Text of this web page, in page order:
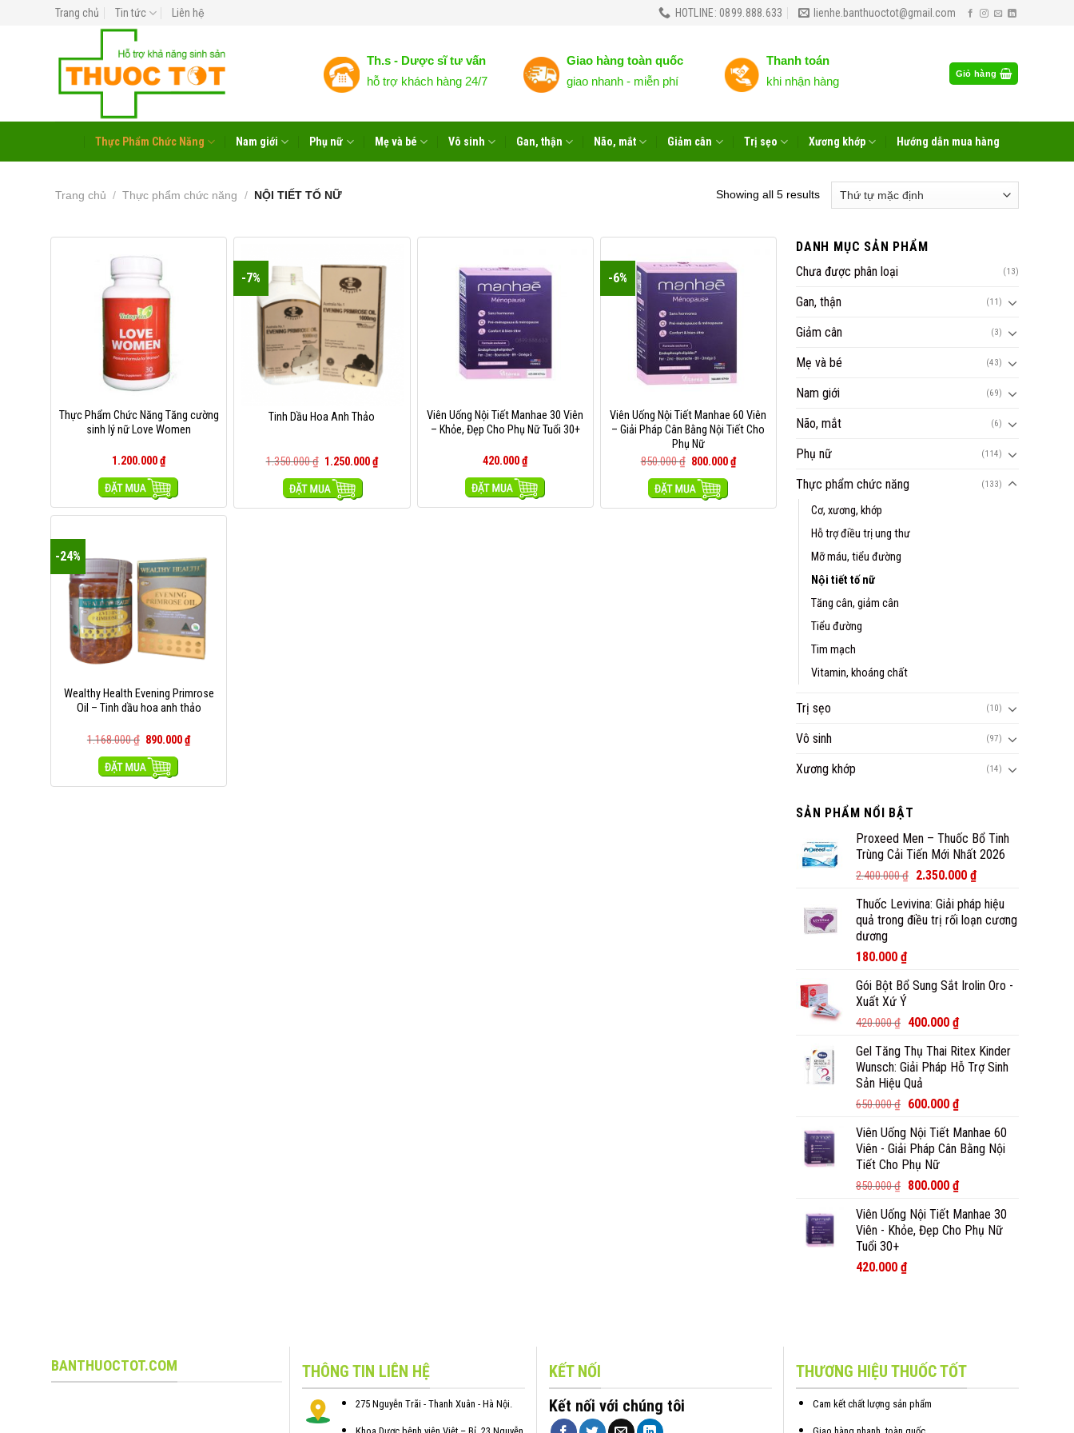
Trang chủ Tin tức Liên hệ HOTLINE: 0899.888.633 lienhe.banthuoctot@gmail.com
Th.s - Dược sĩ tư vấn
hỗ trợ khách hàng 24/7
Giao hàng toàn quốc
giao nhanh - miễn phí
Thanh toán
khi nhận hàng
Giỏ hàng
Thực Phẩm Chức Năng Nam giới Phụ nữ Mẹ và bé Vô sinh Gan, thận Não, mắt Giảm cân Trị sẹo Xương khớp Hướng dẫn mua hàng
Trang chủ / Thực phẩm chức năng / NỘI TIẾT TỐ NỮ Showing all 5 results
Thực Phẩm Chức Năng Tăng cường
sinh lý nữ Love Women
1.200.000₫
MUA HÀNG
-7%
Tinh Dầu Hoa Anh Thảo
1.350.000₫ 1.250.000₫
MUA HÀNG
Viên Uống Nội Tiết Manhae 30 Viên
– Khỏe, Đẹp Cho Phụ Nữ Tuổi 30+
420.000₫
MUA HÀNG
-6%
Viên Uống Nội Tiết Manhae 60 Viên
– Giải Pháp Cân Bằng Nội Tiết Cho
Phụ Nữ
850.000₫ 800.000₫
MUA HÀNG
-24%
Wealthy Health Evening Primrose
Oil – Tinh dầu hoa anh thảo
1.168.000₫ 890.000₫
MUA HÀNG
DANH MỤC SẢN PHẨM
Chưa được phân loại
(13)
Gan, thận (11)
Giảm cân (3)
Mẹ và bé (43)
Nam giới (69)
Não, mắt (6)
Phụ nữ (114)
Thực phẩm chức năng (133)
Cơ, xương, khớp
Hỗ trợ điều trị ung thư
Mỡ máu, tiểu đường
Nội tiết tố nữ
Tăng cân, giảm cân
Tiểu đường
Tim mạch
Vitamin, khoáng chất
Trị sẹo (10)
Vô sinh (97)
Xương khớp (14)
SẢN PHẨM NỔI BẬT
Proxeed Men – Thuốc Bổ Tinh
Trùng Cải Tiến Mới Nhất 2026
2.400.000₫ 2.350.000 ₫
Thuốc Levivina: Giải pháp hiệu
quả trong điều trị rối loạn cương
dương
180.000 ₫
Gói Bột Bổ Sung Sắt Irolin Oro -
Xuất Xứ Ý
420.000₫ 400.000 ₫
Gel Tăng Thụ Thai Ritex Kinder
Wunsch: Giải Pháp Hỗ Trợ Sinh
Sản Hiệu Quả
650.000₫ 600.000 ₫
Viên Uống Nội Tiết Manhae 60
Viên - Giải Pháp Cân Bằng Nội
Tiết Cho Phụ Nữ
850.000₫ 800.000 ₫
Viên Uống Nội Tiết Manhae 30
Viên - Khỏe, Đẹp Cho Phụ Nữ
Tuổi 30+
420.000 ₫
BANTHUOCTOT.COM THÔNG TIN LIÊN HỆ
275 Nguyễn Trãi - Thanh Xuân - Hà Nội.
KẾT NỐI
Kết nối với chúng tôi
THƯƠNG HIỆU THUỐC TỐT
Cam kết chất lượng sản phẩm